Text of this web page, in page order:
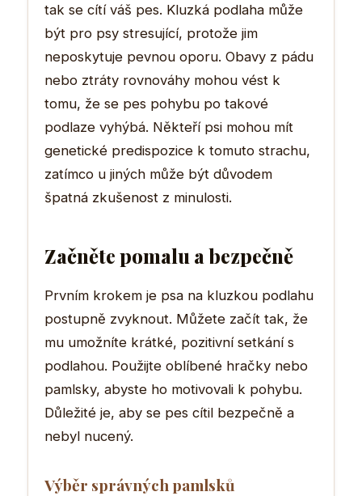
tak se cítí váš pes. Kluzká podlaha může
být pro psy stresující, protože jim
neposkytuje pevnou oporu. Obavy z pádu
nebo ztráty rovnováhy mohou vést k
tomu, že se pes pohybu po takové
podlaze vyhýbá. Někteří psi mohou mít
genetické predispozice k tomuto strachu,
zatímco u jiných může být důvodem
špatná zkušenost z minulosti.
Začněte pomalu a bezpečně
Prvním krokem je psa na kluzkou podlahu
postupně zvyknout. Můžete začít tak, že
mu umožníte krátké, pozitivní setkání s
podlahou. Použijte oblíbené hračky nebo
pamlsky, abyste ho motivovali k pohybu.
Důležité je, aby se pes cítil bezpečně a
nebyl nucený.
Výběr správných pamlsků